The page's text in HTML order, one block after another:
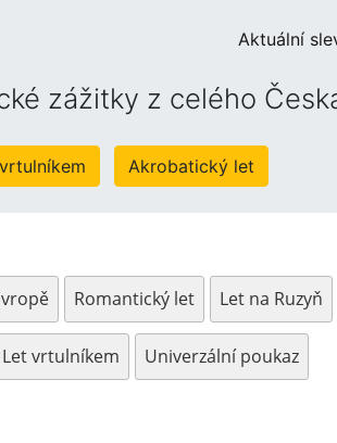
Aktuální
zážitky z celého
Akrobatický let
Romantický let Let na Ruzyň
Let vrtulníkem Univerzální poukaz